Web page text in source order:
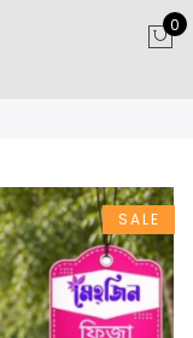
0
SALE